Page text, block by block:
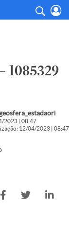
1085329
2023 | 08:47
12/04/2023 | 08:47